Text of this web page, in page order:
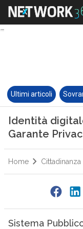
Ultimi articoli
Identità
Garante
Home
Sistema